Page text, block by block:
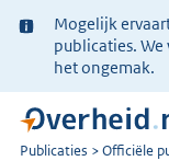
Ter
informatie:
Mogelijk
publicaties. We
het ongemak.
U
Publicaties Officiële